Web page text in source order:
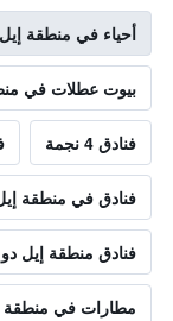
أحياء في منطقة
بيوت عطلات في
فنادق 4 نجمة
فنادق في منطقة
فنادق منطقة إيل
مطارات في منطقة